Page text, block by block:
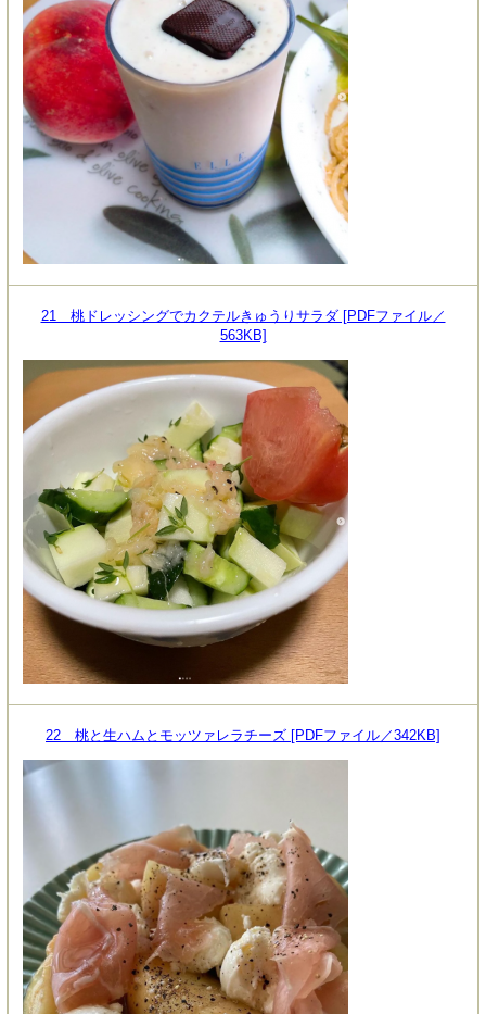
21 桃ドレッシングでカクテルきゅうりサラダ [PDFファイル／
563KB]
22 桃と生ハムとモッツァレラチーズ [PDFファイル／342KB]